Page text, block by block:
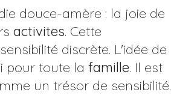
douce-amère : la joie de
activites. Cette
discrète. L'idée de
pour toute la famille. Il est
un trésor de sensibilité.